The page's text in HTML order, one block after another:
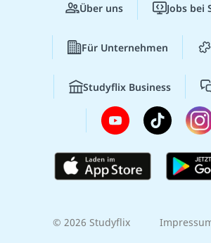
Über uns Jobs bei
Für Unternehmen
Studyflix Business
© 2026 Studyflix